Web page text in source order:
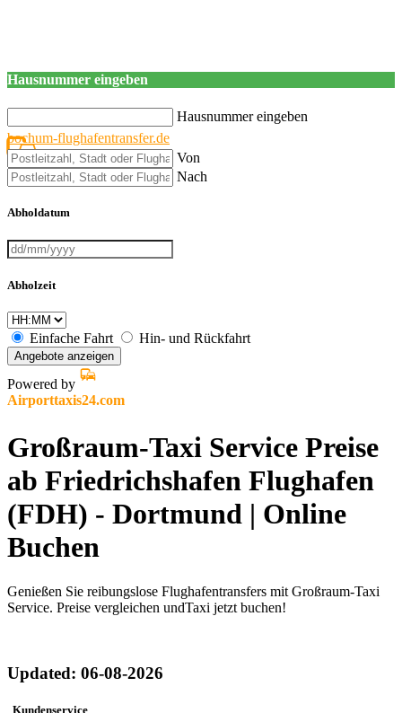
Hausnummer eingeben
Hausnummer eingeben
bochum-flughafentransfer.de
Von
Nach
Abholdatum
Abholzeit
Einfache Fahrt Hin- und Rückfahrt
Angebote anzeigen
Powered by
Airporttaxis24.com
Großraum-Taxi Service Preise
ab Friedrichshafen Flughafen
(FDH) - Dortmund | Online
Buchen
Genießen Sie reibungslose Flughafentransfers mit Großraum-Taxi
Service. Preise vergleichen undTaxi jetzt buchen!
Updated: 06-08-2026
Kundenservice